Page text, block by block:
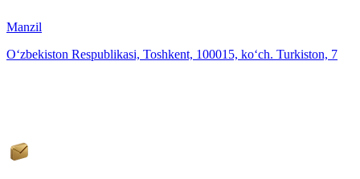
Manzil
O‘zbekiston Respublikasi, Toshkent, 100015, ko‘ch. Turkiston, 7